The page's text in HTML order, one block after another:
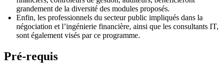
grandement de la diversité des modules proposés.
Enfin, les professionnels du secteur public impliqués dans la
négociation et l’ingénierie financière, ainsi que les consultants IT,
sont également visés par ce programme.
Pré-requis